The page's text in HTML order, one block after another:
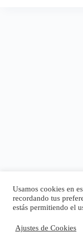
Usamos cookies en
recordando tus
estás permitiendo el
Ajustes de Cookies